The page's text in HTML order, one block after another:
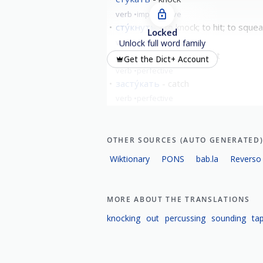
verb imperfective
сту́кнуть to knock; to hit; to
verb perfective
вы́стукать to knock out
verb perfective
засту́кать
Locked
Unlock full word family
Get the Dict+ Account
OTHER SOURCES (AUTO GENERATED)
Wiktionary PONS bab.la Reverso
MORE ABOUT THE TRANSLATIONS
knocking out percussing sounding